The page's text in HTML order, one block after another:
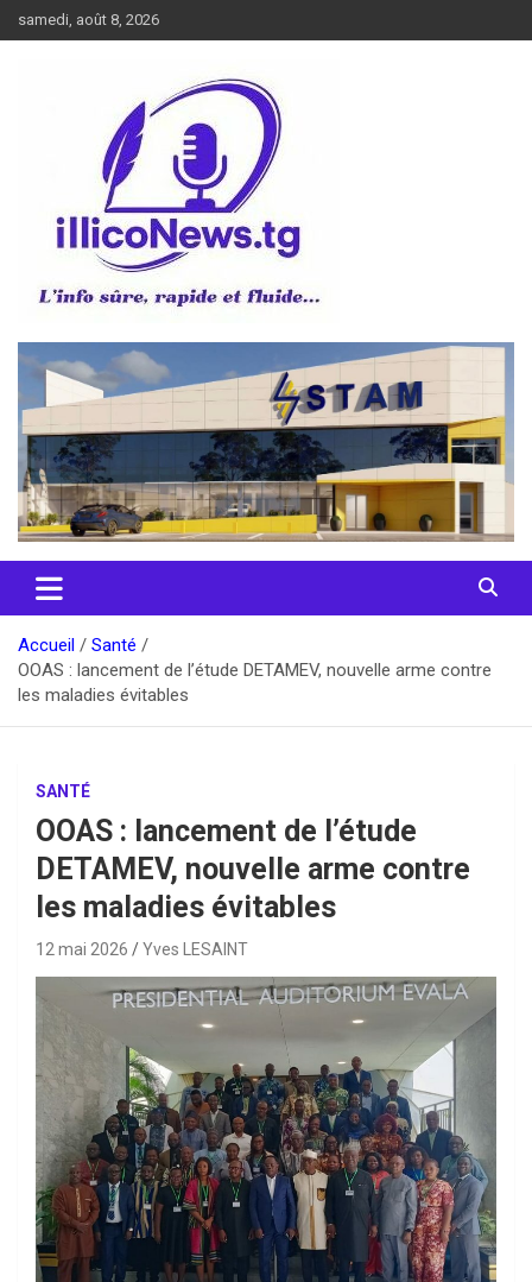
au
samedi, août 8, 2026
illiconews
Accueil
Santé
OOAS : lancement de l’étude DETAMEV, nouvelle arme contre
les maladies évitables
SANTÉ
OOAS : lancement de l’étude
DETAMEV, nouvelle arme contre
les maladies évitables
12 mai 2026 Yves LESAINT